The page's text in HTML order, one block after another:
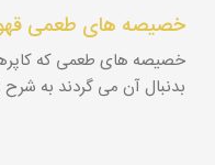
خصیصه های طعمی
بدنبال آن می گردند به